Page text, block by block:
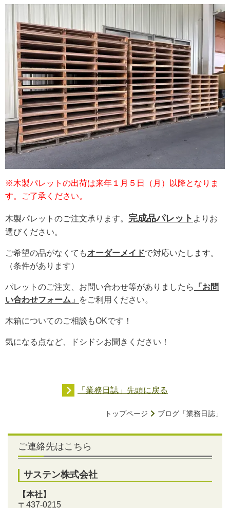
※木製パレットの出荷は来年１月５日（月）以降となりま
す。ご了承ください。
木製パレットのご注文承ります。 完成品パレット よりお
選びください。
ご希望の品がなくてもオーダーメイドで対応いたします。
（条件があります）
パレットのご注文、お問い合わせ等がありましたら
「お問
い合わせフォーム」
をご利用ください。
木箱についてのご相談もOKです！
気になる点など、ドシドシお聞きください！
「業務日誌」先頭に戻る
トップページ ブログ「業務日誌」
ご連絡先はこちら
サステン株式会社
【本社】
〒437-0215